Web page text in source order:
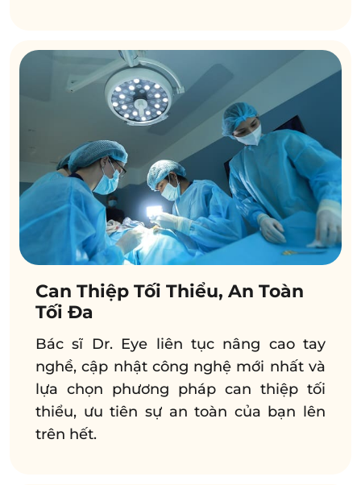
Can Thiệp Tối Thiểu, An Toàn
Tối Đa
Bác sĩ Dr. Eye liên tục nâng cao tay
nghề, cập nhật công nghệ mới nhất và
lựa chọn phương pháp can thiệp tối
thiểu, ưu tiên sự an toàn của bạn lên
trên hết.